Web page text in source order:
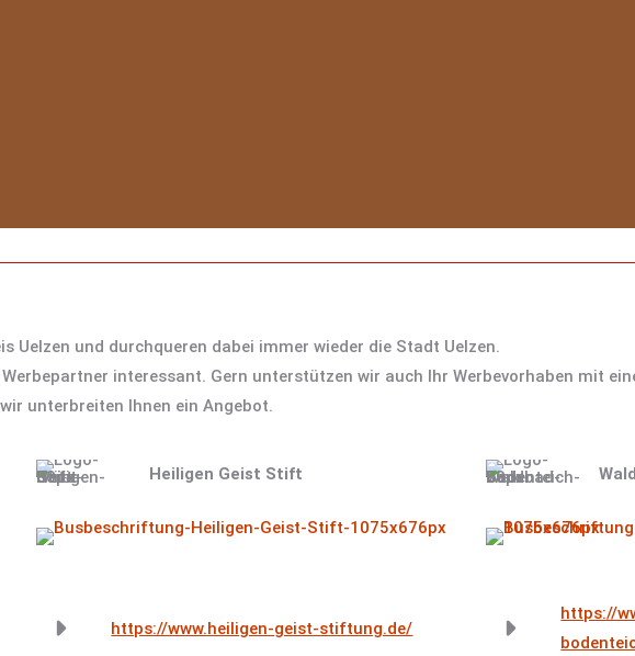
Uelzen und durchqueren dabei immer wieder die Stadt Uelzen.
interessant. Gern unterstützen wir auch Ihr Werbevorhaben mit
unterbreiten Ihnen ein Angebot.
Heiligen Geist Stift
https://www.heiligen-geist-stiftung.de/
https://